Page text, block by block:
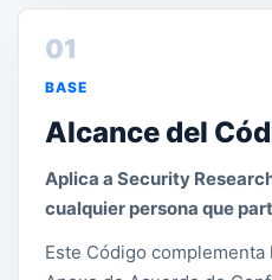
01
BASE
Alcance del
Aplica a Security
cualquier persona que
Este Código